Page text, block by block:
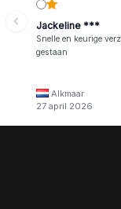
Jackeline ***
Snelle en keurige
gestaan
Alkmaar
27 april 2026